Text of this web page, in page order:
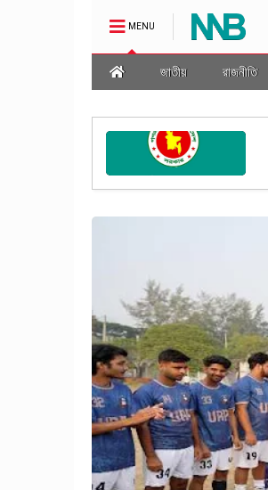
MENU
জাতীয় রাজনীতি